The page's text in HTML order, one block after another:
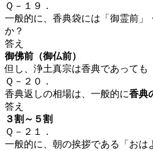
Ｑ－１９．
一般的に、香典袋には 「御霊前
か？
答え
御佛前（御仏前）
但し、浄土真宗は香典であっても
Ｑ－２０．
香典返しの相場は、一般的に香典
答え
３割～５割
Ｑ－２１．
一般的に、朝の挨拶である「おは